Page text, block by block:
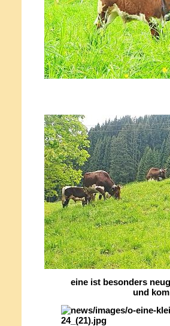
eine ist besonders
und kommt auf